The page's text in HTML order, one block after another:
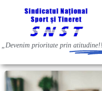
„Devenim prioritate prin